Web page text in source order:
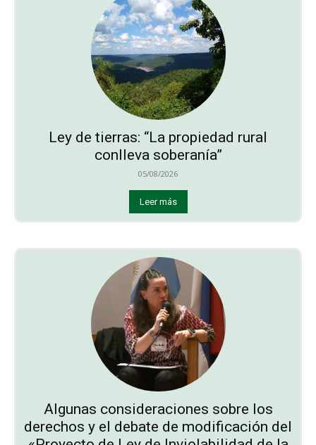
Ley de tierras: “La propiedad rural
conlleva soberanía”
05/08/2026
Leer más
Algunas consideraciones sobre los
derechos y el debate de modificación del